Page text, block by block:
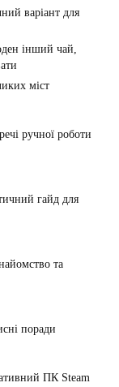
варіант для
інший чай,
міст
ручної роботи
гайд для
та
поради
ПК Steam